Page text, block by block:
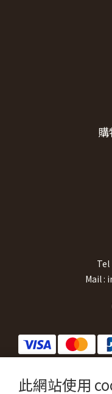
此網站使用
Mail :